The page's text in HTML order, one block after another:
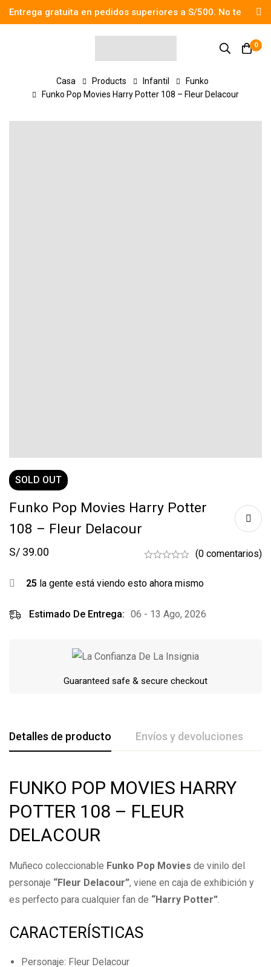
Entrega gratuita en pedidos superiores a S/500. No te
pierdas el descuento.
0
Casa Products Infantil
Funko
Funko Pop Movies Harry Potter 108 – Fleur Delacour
SOLD OUT
Funko Pop Movies Harry Potter
108 – Fleur Delacour
S/ 39.00 (0 comentarios)
25 la gente está viendo esto ahora mismo
Estimado De Entrega: 06 - 13 Ago, 2026
Guaranteed safe & secure checkout
Detalles de producto Envíos y devoluciones
FUNKO POP MOVIES HARRY
POTTER 108 – FLEUR
DELACOUR
Muñeco coleccionable Funko Pop Movies de vinilo del
personaje “Fleur Delacour”, viene en caja de exhibición y
es perfecto para cualquier fan de “Harry Potter”.
CARACTERÍSTICAS
Personaje: Fleur Delacour
De La Calificación Y Revisión De
Base en 0 Comentarios
Escribe una reseña
Todavía no hay comentarios.